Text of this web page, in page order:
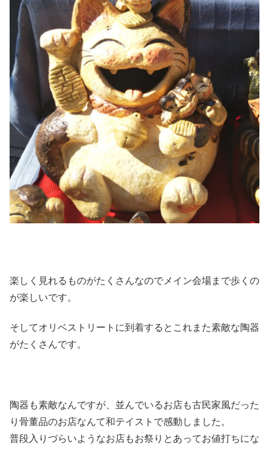
楽しく見れるものがたくさんなのでメイン会場まで歩くの
が楽しいです。
そしてオリベストリートに到着するとこれまた素敵な陶器
がたくさんです。
陶器も素敵なんですが、並んでいるお店も古民家風だった
り骨董品のお店なんて和テイストで感動しました。
普段入りづらいようなお店もお祭りとあってお値打ちにな